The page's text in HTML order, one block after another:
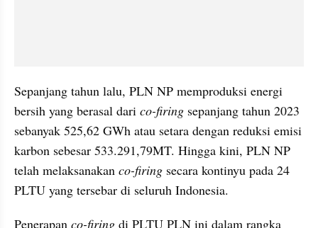
Sepanjang tahun lalu, PLN NP memproduksi energi
bersih yang berasal dari co-firing sepanjang tahun 2023
sebanyak 525,62 GWh atau setara dengan reduksi emisi
karbon sebesar 533.291,79MT. Hingga kini, PLN NP
telah melaksanakan co-firing secara kontinyu pada 24
PLTU yang tersebar di seluruh Indonesia.
Penerapan co-firing di PLTU PLN ini dalam rangka